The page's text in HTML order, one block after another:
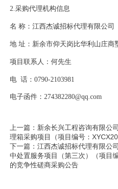
2.采购代理机构信息
名 称：江西杰诚招标代理有限公司
地 址：新余市仰天岗比华利山庄商
项目联系人：何先生
电 话： 0790-2103981
电子函件： 274382280@qq.com
上一篇：新余长兴工程咨询有限公
理箱采购项目（项目编号：
下一篇：江西杰诚招标代理有限公
中处置服务项目（第三次）（项目
的竞争性磋商采购公告